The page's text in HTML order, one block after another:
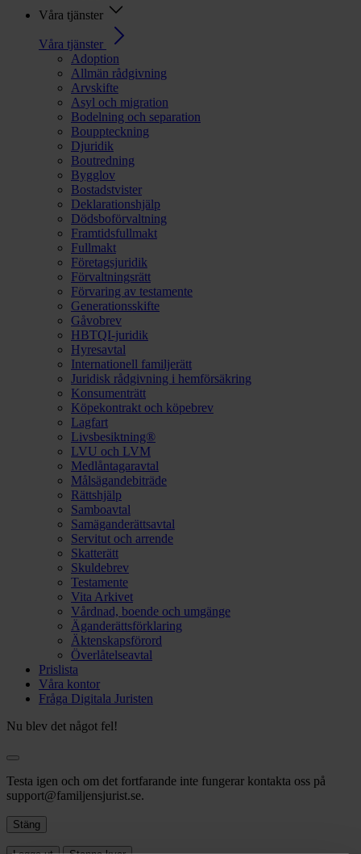
Våra tjänster
Våra tjänster
Adoption
Allmän rådgivning
Arvskifte
Asyl och migration
Bodelning och separation
Bouppteckning
Djuridik
Boutredning
Bygglov
Bostadstvister
Deklarationshjälp
Dödsboförvaltning
Framtidsfullmakt
Fullmakt
Företagsjuridik
Förvaltningsrätt
Förvaring av testamente
Generationsskifte
Gåvobrev
HBTQI-juridik
Hyresavtal
Internationell familjerätt
Juridisk rådgivning i hemförsäkring
Konsumenträtt
Köpekontrakt och köpebrev
Lagfart
Livsbesiktning®
LVU och LVM
Medlåntagaravtal
Målsägandebiträde
Rättshjälp
Samboavtal
Samäganderättsavtal
Servitut och arrende
Skatterätt
Skuldebrev
Testamente
Vita Arkivet
Vårdnad, boende och umgänge
Äganderättsförklaring
Äktenskapsförord
Överlåtelseavtal
Prislista
Våra kontor
Fråga Digitala Juristen
Nu blev det något fel!
Testa igen och om det fortfarande inte fungerar kontakta oss på
support@familjensjurist.se.
Stäng